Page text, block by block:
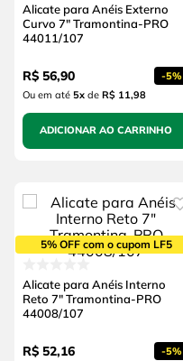
Alicate para Anéis Externo
Curvo 7" Tramontina-PRO
44011/107
R$ 56,90 -5%
Ou em até 5xde R$ 11,98
ADICIONAR AO CARRINHO
5% OFF com o cupom LF5
Alicate para Anéis Interno
Reto 7" Tramontina-PRO
44008/107
R$ 52,16 -5%